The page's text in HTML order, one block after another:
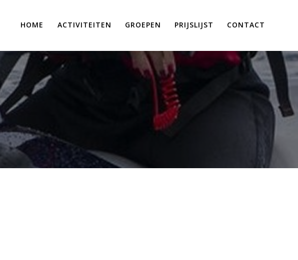
HOME ACTIVITEITEN GROEPEN PRIJSLIJST CONTACT